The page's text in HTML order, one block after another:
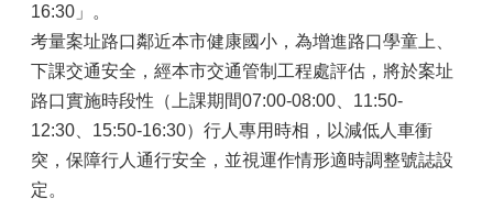
16:30」。
考量案址路口鄰近本市健康國小，為增進路口學童上、
下課交通安全，經本市交通管制工程處評估，將於案址
路口實施時段性（上課期間07:00-08:00、11:50-
12:30、15:50-16:30）行人專用時相，以減低人車衝
突，保障行人通行安全，並視運作情形適時調整號誌設
定。